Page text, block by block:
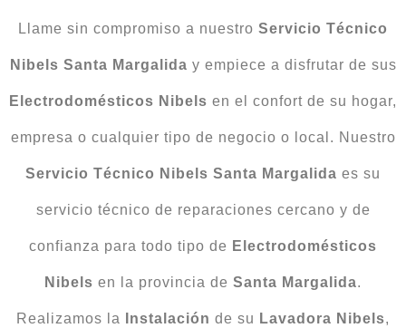
Llame sin compromiso a nuestro Servicio Técnico
Nibels Santa Margalida y empiece a disfrutar de sus
Electrodomésticos Nibels en el confort de su hogar,
empresa o cualquier tipo de negocio o local. Nuestro
Servicio Técnico Nibels Santa Margalida es su
servicio técnico de reparaciones cercano y de
confianza para todo tipo de Electrodomésticos
Nibels en la provincia de Santa Margalida.
Realizamos la Instalación de su Lavadora Nibels,